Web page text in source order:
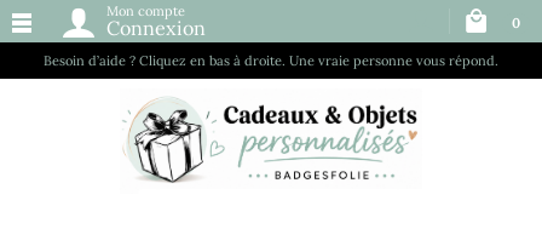
Besoin d’aide ? Cliquez en bas à droite. Une vraie personne vous répond.
Mon compte
Connexion 0